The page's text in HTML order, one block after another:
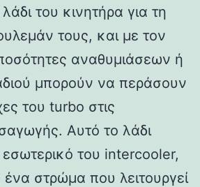
του κινητήρα για τη
τους, και με τον
αναθυμιάσεων ή
μπορούν να περάσουν
του turbo στις
Αυτό το λάδι
εσωτερικό του intercooler,
στρώμα που λειτουργεί